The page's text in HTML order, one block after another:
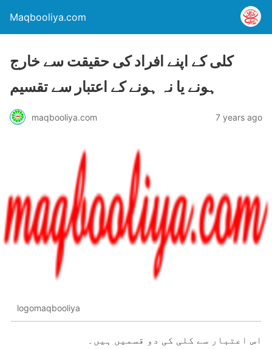
Maqbooliya.com
کلی کے اپنے افراد کی حقیقت سے خارج
ہونے یا نہ ہونے کے اعتبار سے تقسیم
maqbooliya.com 7 years ago
logomaqbooliya
اس اعتبار سے کلی کی دو قسمیں ہیں۔